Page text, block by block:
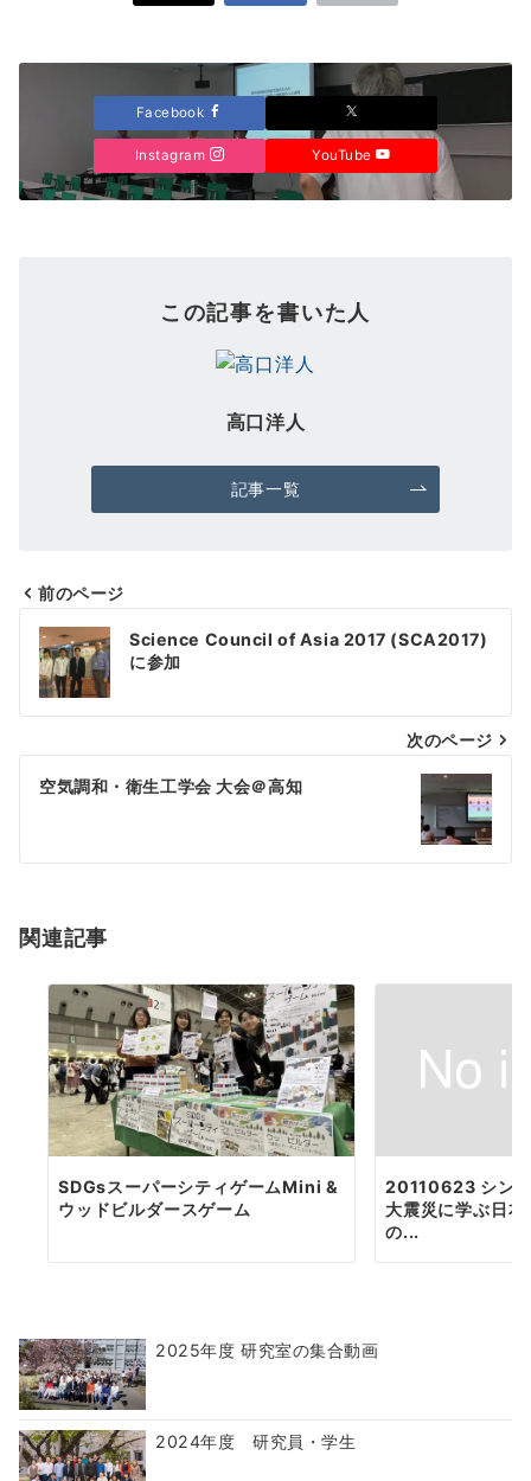
Facebook
Instagram YouTube
この記事を書いた人
高口洋人
記事一覧
投
稿
ナ
ビ
ゲ
シ
ン
前のページ
Science Council of Asia 2017 (SCA2017)
に参加
次のページ
空気調和・衛生工学会 大会＠高知
関連記事
SDGsスーパーシティゲームMini &
ウッドビルダースゲーム
20110623 シン
大震災に学ぶ日
の...
2025年度 研究室の集合動画
2024年度 研究員・学生